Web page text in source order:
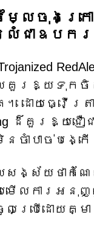
ម្លៃចុងក្
លំជាឧបក
លគួរឱ្យទុក
ដោយធ្វើត្
ដ៏គួរឱ្យ
នចាំបាច់បង្
ង្ស័យថាកំណែ
ើលការអនុញ្
លប្រើដោយគ្